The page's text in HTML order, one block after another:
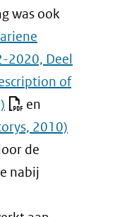
was ook
2020, Deel
of
en
2010)
de
nabij